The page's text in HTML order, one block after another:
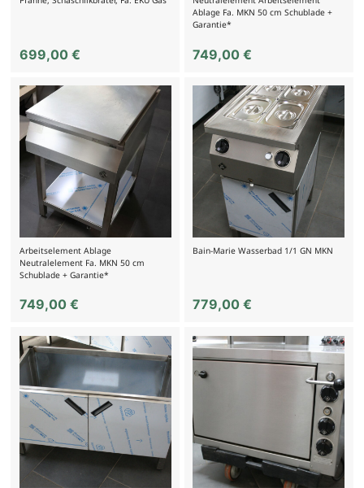
699,00 €
Ablage Fa. MKN 50 cm Schublade +
Garantie*
749,00€
Arbeitselement Ablage
Neutralelement Fa. MKN 50 cm
Schublade + Garantie*
749,00 €
Bain-Marie Wasserbad 1/1 GN MKN
779,00€